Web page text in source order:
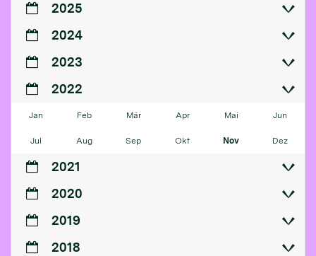
2025
2024
2023
2022
Jan Feb Mär Apr Mai Jun
Jul Aug Sep Okt Nov Dez
2021
2020
2019
2018